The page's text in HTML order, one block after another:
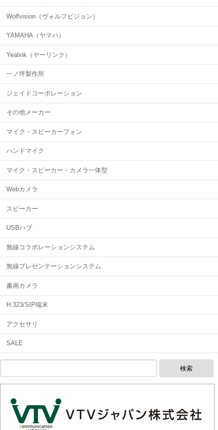
Wolfvision（ヴォルフビジョン）
YAMAHA（ヤマハ）
Yealink（ヤーリンク）
一ノ坪製作所
ジェイドコーポレーション
その他メーカー
マイク・スピーカーフォン
ハンドマイク
マイク・スピーカー・カメラ一体型
Webカメラ
スピーカー
USBハブ
無線コラボレーションシステム
無線プレゼンテーションシステム
書画カメラ
H.323/SIP端末
アクセサリ
SALE
検索